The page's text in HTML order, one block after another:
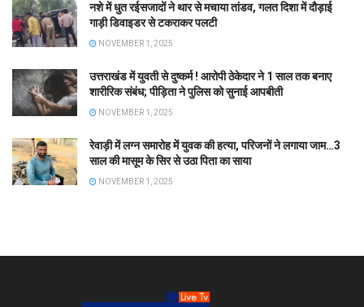
नशे में धुत रईसजादों ने थार से मचाया तांडव, गलत दिशा में दौड़ाई
गाड़ी डिवाइडर से टकराकर पलटी
NOVEMBER 1, 2025
उत्तराखंड में युवती से दुष्कर्म ! आरोपी ठेकेदार ने 1 साल तक बनाए
शारीरिक संबंध; पीड़िता ने पुलिस को सुनाई आपबीती
NOVEMBER 1, 2025
रेवाड़ी में लग्न समारोह में युवक की हत्या, परिजनों ने लगाया जाम…3
साल की मासूम के सिर से उठा पिता का साया
NOVEMBER 1, 2025